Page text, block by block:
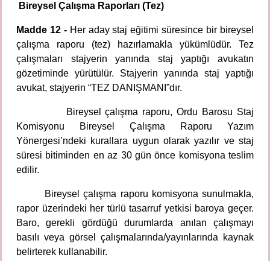
Bireysel Çalışma Raporları (Tez)
Madde 12 -Her aday staj eğitimi süresince bir bireysel
çalışma raporu (tez) hazırlamakla yükümlüdür. Tez
çalışmaları stajyerin yanında staj yaptığı avukatın
gözetiminde yürütülür. Stajyerin yanında staj yaptığı
avukat, stajyerin “TEZ DANIŞMANI”dır.
Bireysel çalışma raporu, Ordu Barosu Staj
Komisyonu Bireysel Çalışma Raporu Yazım
Yönergesi’ndeki kurallara uygun olarak yazılır ve staj
süresi bitiminden en az 30 gün önce komisyona teslim
edilir.
Bireysel çalışma raporu komisyona sunulmakla,
rapor üzerindeki her türlü tasarruf yetkisi baroya geçer.
Baro, gerekli gördüğü durumlarda anılan çalışmayı
basılı veya görsel çalışmalarında/yayınlarında kaynak
belirterek kullanabilir.